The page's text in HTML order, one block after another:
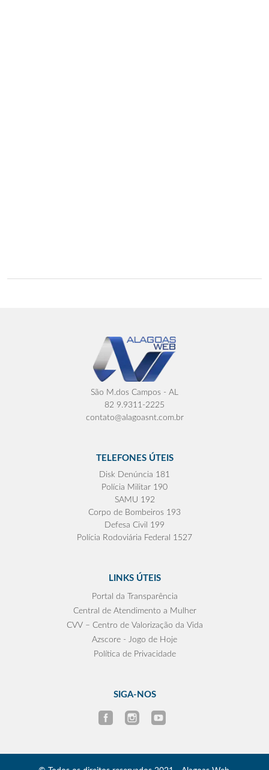
São M.dos Campos - AL
82 9.9311-2225
contato@alagoasnt.com.br
TELEFONES ÚTEIS
Disk Denúncia 181
Polícia Militar 190
SAMU 192
Corpo de Bombeiros 193
Defesa Civil 199
Polícia Rodoviária Federal 1527
LINKS ÚTEIS
Portal da Transparência
Central de Atendimento a Mulher
CVV – Centro de Valorização da Vida
Azscore - Jogo de Hoje
Política de Privacidade
SIGA-NOS